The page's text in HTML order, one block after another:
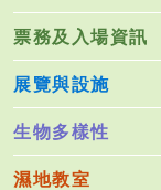
票務及入場資訊
展覽與設施
生物多樣性
濕地教室